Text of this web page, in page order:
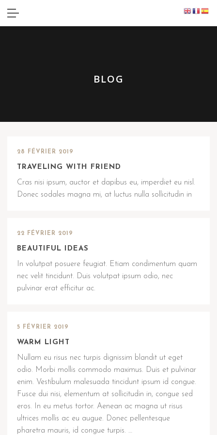
BLOG
28 FÉVRIER 2019
TRAVELING WITH FRIEND
Cras nisi ipsum, auctor et dapibus eu, imperdiet eu nisl.
Donec sodales magna mi, at luctus nulla sollicitudin in
22 FÉVRIER 2019
BEAUTIFUL IDEAS
In volutpat posuere feugiat. Etiam condimentum quam
nec velit tincidunt. Duis volutpat ipsum odio, nec
pulvinar erat efficitur ac.
5 FÉVRIER 2019
WARM LIGHT
Nullam eu risus nec turpis dignissim blandit ut eget
odio. Morbi mollis commodo maximus. Duis et pulvinar
enim. Vestibulum malesuada tincidunt ipsum id congue.
Fusce dui nisi, elementum at sollicitudin in, congue sed
eros. In eu metus tortor. Aenean ac magna ut risus
ultrices mollis ac eu augue. Donec pellentesque
pharetra mauris, id congue turpis. …